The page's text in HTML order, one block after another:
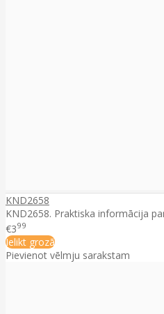
KND2658
KND2658. Praktiska informācija
€399
Ielikt grozā
Pievienot vēlmju sarakstam